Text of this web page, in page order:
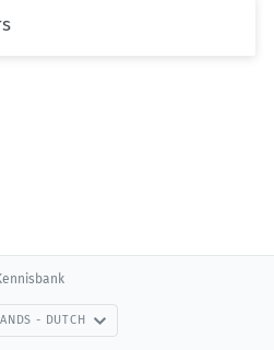
- DUTCH